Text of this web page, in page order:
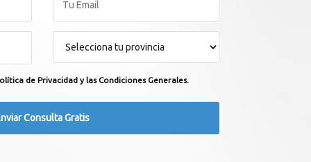
de Privacidad y las Condiciones Generales.